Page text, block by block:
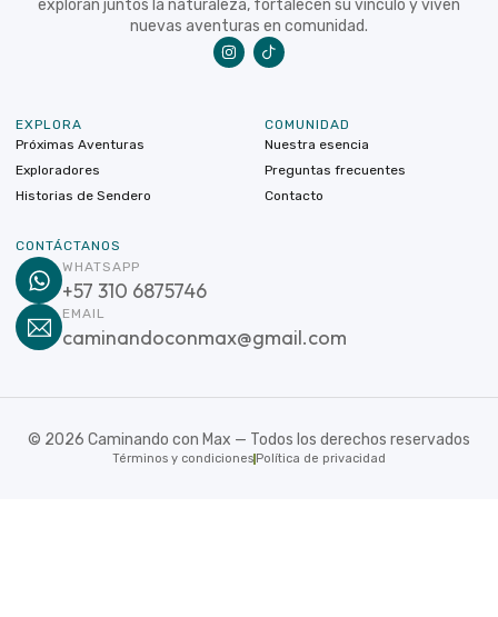
exploran juntos la naturaleza, fortalecen su vínculo y viven
nuevas aventuras en comunidad.
EXPLORA
Próximas Aventuras
Exploradores
Historias de Sendero
COMUNIDAD
Nuestra esencia
Preguntas frecuentes
Contacto
CONTÁCTANOS
WHATSAPP
+57 310 6875746
EMAIL
caminandoconmax@gmail.com
© 2026 Caminando con Max — Todos los derechos reservados
Términos y condiciones Política de privacidad